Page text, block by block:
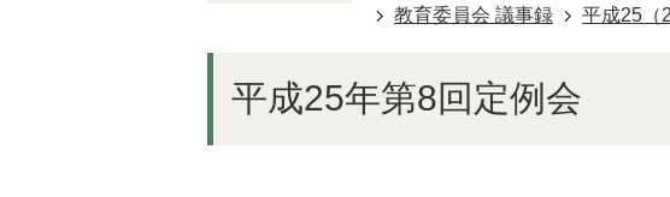
教育委員会 議事録
平成25（
平成25年第8回定例会